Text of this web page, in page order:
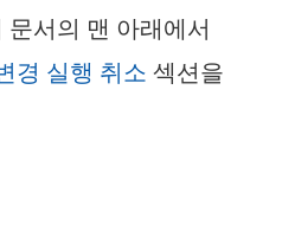
서의 맨 아래에서
경 실행 취소 섹션을